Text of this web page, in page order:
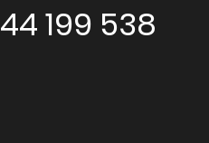
44 199 538